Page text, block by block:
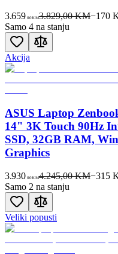
3.659 00KM3.829,00 KM−170
Samo 4 na stanju
Akcija
ASUS Laptop
14" 3K Touch 90Hz
SSD, 32GB RAM,
Graphics
3.930 00KM4.245,00 KM−315
Samo 2 na stanju
Veliki popusti